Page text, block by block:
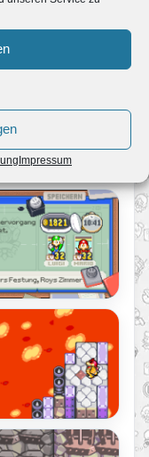
Impressum